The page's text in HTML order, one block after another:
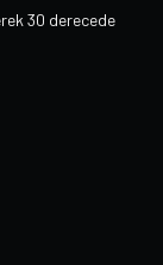
30 derecede